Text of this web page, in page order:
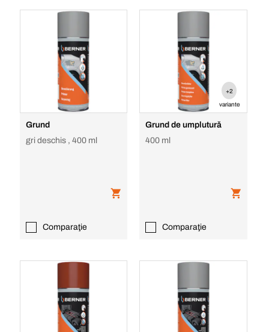
Grund
gri deschis , 400 ml
Comparaţie
+2
variante
Grund de umplutură
400 ml
Comparaţie